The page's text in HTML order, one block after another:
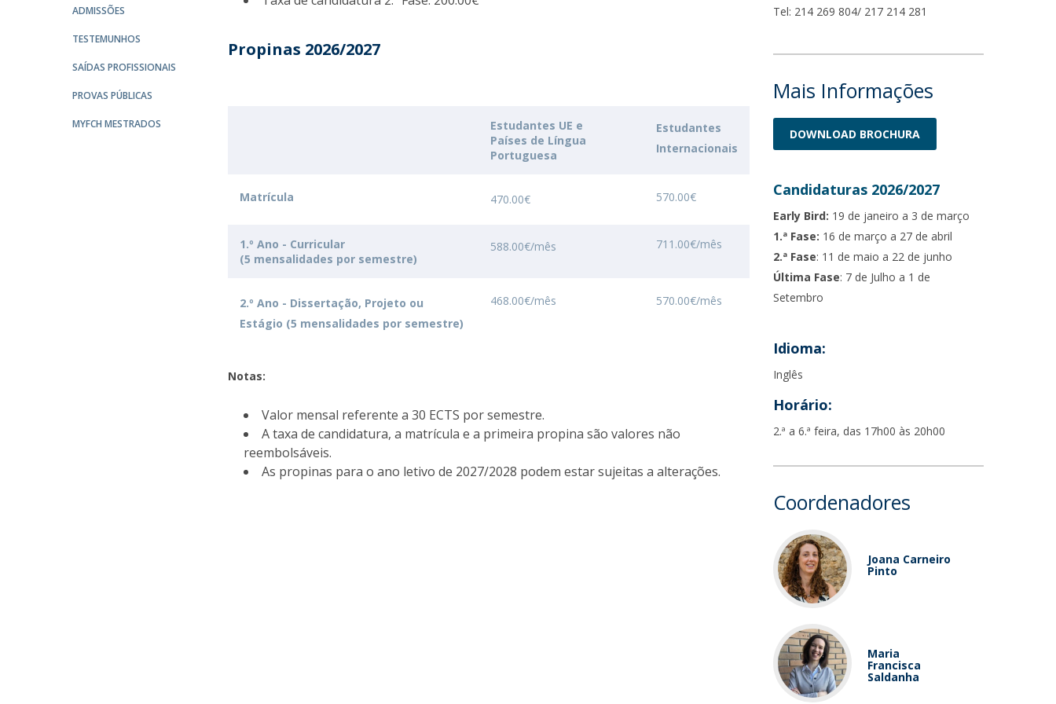
Portuguesa
Católica Research Centre for Psychological, Family and
Social Wellbeing
ADMISSÕES
TESTEMUNHOS
SAÍDAS PROFISSIONAIS
PROVAS PÚBLICAS
MYFCH MESTRADOS
Propinas 2026/2027
Estudantes UE e
Países de Língua
Portuguesa
Estudantes
Internacionais
Matrícula 470.00€ 570.00€
1.º Ano - Curricular
(5 mensalidades por semestre)
588.00€/mês 711.00€/mês
2.º Ano - Dissertação, Projeto ou
Estágio (5 mensalidades por semestre)
468.00€/mês 570.00€/mês
Notas:
Valor mensal referente a 30 ECTS por semestre.
A taxa de candidatura, a matrícula e a primeira propina são valores não
reembolsáveis.
As propinas para o ano letivo de 2027/2028 podem estar sujeitas a alterações.
Tel: 214 269 804/ 217 214 281
Mais Informações
DOWNLOAD BROCHURA
Candidaturas 2026/2027
Early Bird: 19 de janeiro a 3 de março
1.ª Fase: 16 de março a 27 de abril
2.ª Fase: 11 de maio a 22 de junho
Última Fase: 7 de Julho a 1 de
Setembro
Idioma:
Inglês
Horário:
2.ª a 6.ª feira, das 17h00 às 20h00
Coordenadores
Joana Carneiro
Pinto
Maria
Francisca
Saldanha